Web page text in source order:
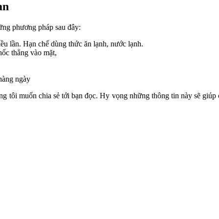
phương pháp sau đây:
lần. Hạn chế dùng thức ăn lạnh, nước lạnh.
thẳng vào mặt,
ngày
tôi muốn chia sẻ tới bạn đọc. Hy vọng những thông tin này sẽ